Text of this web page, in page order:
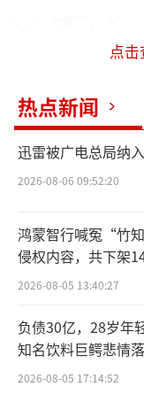
点
热点新闻
迅雷被广电总局纳
2026-08-06 09:52:20
鸿蒙智行喊冤“竹
侵权内容，共下架
2026-08-05 13:40:27
负债30亿，28岁年
知名饮料巨鳄悲情落
2026-08-05 17:14:52